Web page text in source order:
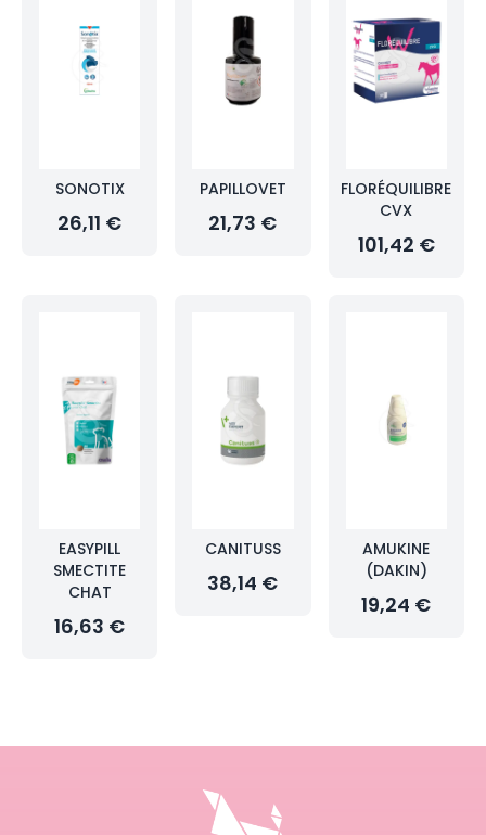
SONOTIX
26,11 €
PAPILLOVET
21,73 €
FLORÉQUILIBRE
CVX
101,42 €
EASYPILL
SMECTITE
CHAT
16,63 €
CANITUSS
38,14 €
AMUKINE
(DAKIN)
19,24 €